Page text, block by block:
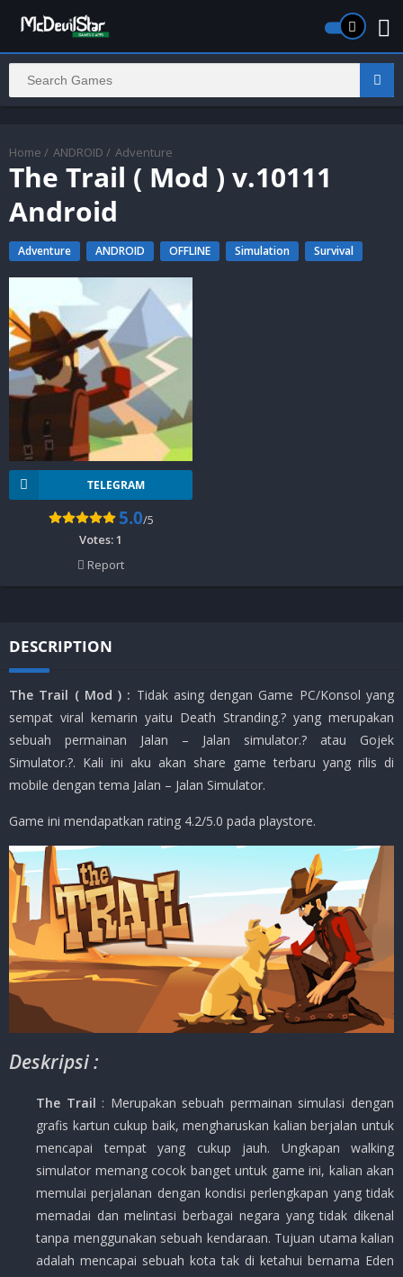
Home / ANDROID / Adventure
The Trail ( Mod ) v.10111
Android
Adventure ANDROID OFFLINE Simulation Survival
TELEGRAM
5.0/5
Votes:1
Report
DESCRIPTION
The Trail ( Mod ) : Tidak asing dengan Game PC/Konsol yang
sempat viral kemarin yaitu Death Stranding.? yang merupakan
sebuah permainan Jalan – Jalan simulator.? atau Gojek
Simulator.?. Kali ini aku akan share game terbaru yang rilis di
mobile dengan tema Jalan – Jalan Simulator.
Game ini mendapatkan rating 4.2/5.0 pada playstore.
Deskripsi :
The Trail : Merupakan sebuah permainan simulasi dengan
grafis kartun cukup baik, mengharuskan kalian berjalan untuk
mencapai tempat yang cukup jauh. Ungkapan walking
simulator memang cocok banget untuk game ini, kalian akan
memulai perjalanan dengan kondisi perlengkapan yang tidak
memadai dan melintasi berbagai negara yang tidak dikenal
tanpa menggunakan sebuah kendaraan. Tujuan utama kalian
adalah mencapai sebuah kota tak di ketahui bernama Eden